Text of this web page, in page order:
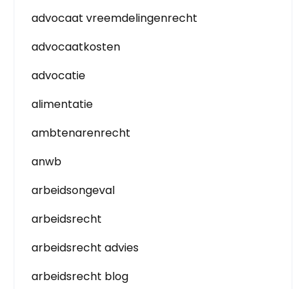
advocaat vreemdelingenrecht
advocaatkosten
advocatie
alimentatie
ambtenarenrecht
anwb
arbeidsongeval
arbeidsrecht
arbeidsrecht advies
arbeidsrecht blog